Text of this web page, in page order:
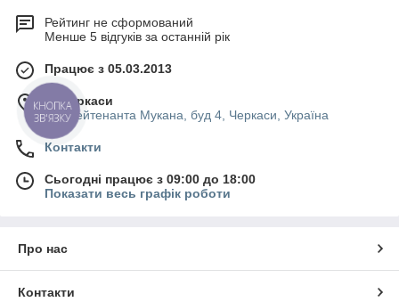
офіційного партнера Yilmaz
Reduktor, постачаємо
Точність керування
максимального крутного
Рейтинг не сформований
Менше 5 відгуків за останній рік
Працює з 05.03.2013
м. Черкаси
вул.Лейтенанта Мукана, буд 4, Черкаси, Україна
Контакти
Сьогодні працює з 09:00 до 18:00
Показати весь графік роботи
Про нас
Контакти
КНОПКА
ЗВ'ЯЗКУ